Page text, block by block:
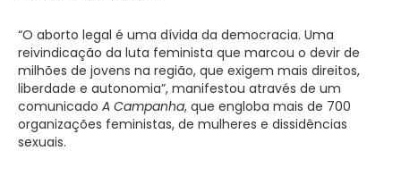
“O aborto legal é uma dívida da democracia. Uma
reivindicação da luta feminista que marcou o devir de
milhões de jovens na região, que exigem mais direitos,
liberdade e autonomia”, manifestou através de um
comunicado A Campanha, que engloba mais de 700
organizações feministas, de mulheres e dissidências
sexuais.